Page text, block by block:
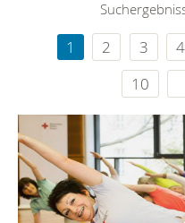
1 2 3 4
10